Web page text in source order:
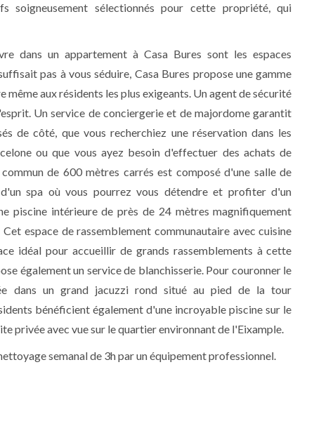
soigneusement sélectionnés pour cette propriété, qui
dans un appartement à Casa Bures sont les espaces
pas à vous séduire, Casa Bures propose une gamme
aux résidents les plus exigeants. Un agent de sécurité
Un service de conciergerie et de majordome garantit
de côté, que vous recherchiez une réservation dans les
ou que vous ayez besoin d'effectuer des achats de
de 600 mètres carrés est composé d'une salle de
spa où vous pourrez vous détendre et profiter d'un
piscine intérieure de près de 24 mètres magnifiquement
espace de rassemblement communautaire avec cuisine
idéal pour accueillir de grands rassemblements à cette
également un service de blanchisserie. Pour couronner le
dans un grand jacuzzi rond situé au pied de la tour
bénéficient également d'une incroyable piscine sur le
privée avec vue sur le quartier environnant de l'Eixample.
semanal de 3h par un équipement professionnel.